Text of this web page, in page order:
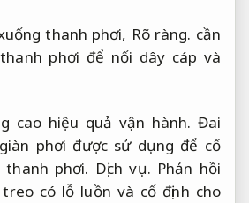
thanh phơi, Rõ ràng. cần
phơi để nối dây cáp và
cao hiệu quả vận hành. Đai
phơi được sử dụng để cố
thanh phơi. Dịch vụ. Phản hồi
có lỗ luồn và cố định cho